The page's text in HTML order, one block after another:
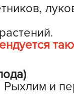
удобрения
ХОЗЯЙСТВО
и